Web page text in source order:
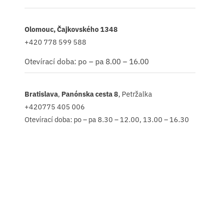
Olomouc, Čajkovského 1348
+420 778 599 588
Otevírací doba: po – pa 8.00 – 16.00
Bratislava, Panónska cesta 8, Petržalka
+420775 405 006
Otevírací doba: po – pa 8.30 – 12.00, 13.00 – 16.30